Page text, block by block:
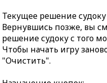
Текущее решение судоку
Вернувшись позже, вы
решение судоку с того
Чтобы начать игру
"Очистить".